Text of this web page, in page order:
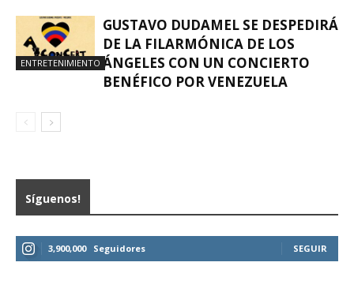
ENTRETENIMIENTO
GUSTAVO DUDAMEL SE DESPEDIRÁ
DE LA FILARMÓNICA DE LOS
ÁNGELES CON UN CONCIERTO
BENÉFICO POR VENEZUELA
Síguenos!
3,900,000 Seguidores SEGUIR